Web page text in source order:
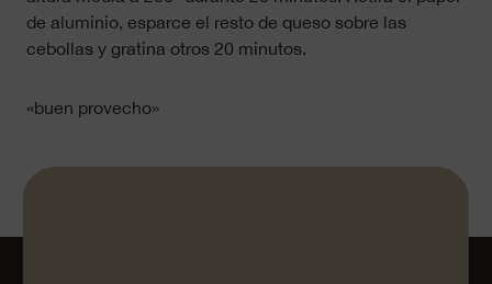
de aluminio, esparce el resto de queso sobre las
cebollas y gratina otros 20 minutos.
«buen provecho»